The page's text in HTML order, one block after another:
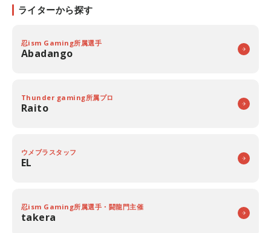
ライターから探す
忍ism Gaming所属選手
Abadango
Thunder gaming所属プロ
Raito
ウメブラスタッフ
EL
忍ism Gaming所属選手・闘龍門主催
takera